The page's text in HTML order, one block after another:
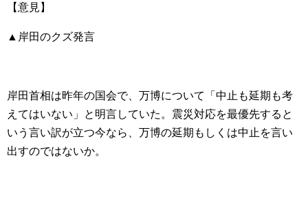
【意見】
▲岸田のクズ発言
岸田首相は昨年の国会で、万博について「中止も延期も考
えてはいない」と明言していた。震災対応を最優先すると
いう言い訳が立つ今なら、万博の延期もしくは中止を言い
出すのではないか。